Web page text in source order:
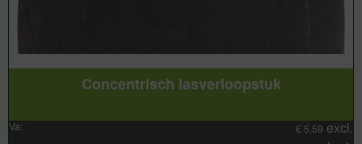
Concentrisch lasverloopstuk
Va: € 5,59 excl.